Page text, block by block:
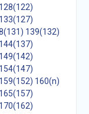
128(122)
133(127)
139(132)
144(137)
149(142)
154(147)
159(152) 160(n)
165(157)
170(162)